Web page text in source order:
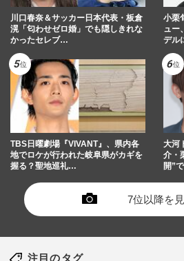
川口春奈＆サッカー日本代表・板倉
滉「匂わせゼロ婚」でも隠しきれな
かったセレブ…
小栗
ュー
デル
TBS日曜劇場『VIVANT』、県内各
地でロケが行われた岐阜県がカギを
握る？聖地巡礼…
大河
介・
開”
7位以降を
注目のタグ